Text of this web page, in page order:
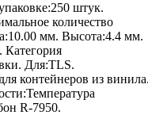
штук.
количество
мм. Высота:4.4 мм.
Категория
Для:TLS.
контейнеров из
R-7950.